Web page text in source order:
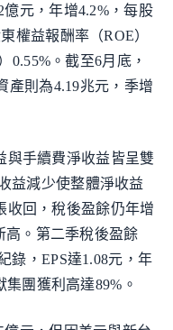
元，年增4.2%，每股
權益報酬率（ROE）
0.55%。截至6月底，
產則為4.19兆元，季增
與手續費淨收益皆呈雙
益減少使整體淨收益
收回，稅後盈餘仍年增
高。第二季稅後盈餘
錄，EPS達1.08元，年
集團獲利高達89%。